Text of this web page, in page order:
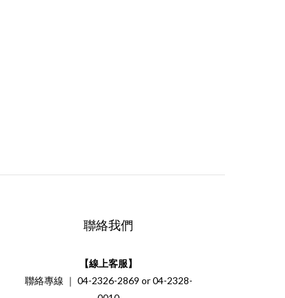
聯絡我們
【線上客服】
聯絡專線 ｜ 04-2326-2869 or 04-2328-